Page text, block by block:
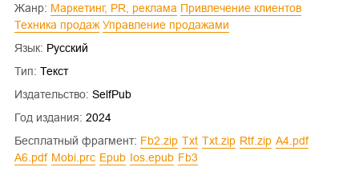
Жанр: Маркетинг, PR, реклама
Привлечение клиентов
Техника продаж
Управление продажами
Язык: Русский
Тип: Текст
Издательство: SelfPub
Год издания: 2024
Бесплатный фрагмент:
fb2.zip txt txt.zip rtf.zip
a4.pdf
a6.pdf
mobi.prc epub ios.epub fb3